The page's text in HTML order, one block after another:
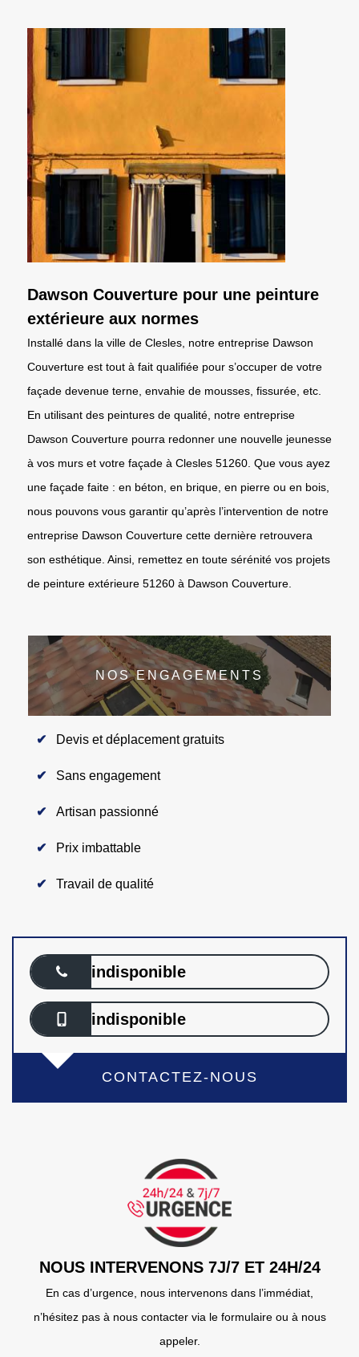
Dawson Couverture pour une peinture
extérieure aux normes
Installé dans la ville de Clesles, notre entreprise Dawson
Couverture est tout à fait qualifiée pour s’occuper de votre
façade devenue terne, envahie de mousses, fissurée, etc.
En utilisant des peintures de qualité, notre entreprise
Dawson Couverture pourra redonner une nouvelle jeunesse
à vos murs et votre façade à Clesles 51260. Que vous ayez
une façade faite : en béton, en brique, en pierre ou en bois,
nous pouvons vous garantir qu’après l’intervention de notre
entreprise Dawson Couverture cette dernière retrouvera
son esthétique. Ainsi, remettez en toute sérénité vos projets
de peinture extérieure 51260 à Dawson Couverture.
NOS ENGAGEMENTS
Devis et déplacement gratuits
Sans engagement
Artisan passionné
Prix imbattable
Travail de qualité
indisponible
indisponible
CONTACTEZ-NOUS
NOUS INTERVENONS 7J/7 ET 24H/24
En cas d’urgence, nous intervenons dans l’immédiat,
n’hésitez pas à nous contacter via le formulaire ou à nous
appeler.